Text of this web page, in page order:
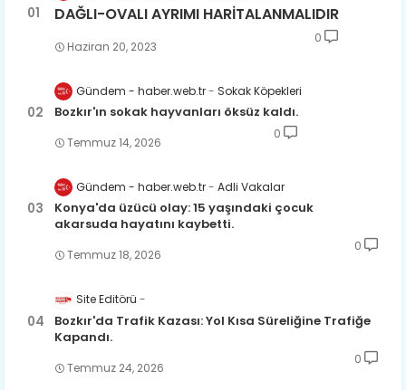
DAĞLI-OVALI AYRIMI HARİTALANMALIDIR
Haziran 20, 2023
0
Gündem - haber.web.tr Sokak Köpekleri
Bozkır'ın sokak hayvanları öksüz kaldı.
Temmuz 14, 2026
0
Gündem - haber.web.tr Adli Vakalar
Konya'da üzücü olay: 15 yaşındaki çocuk
akarsuda hayatını kaybetti.
Temmuz 18, 2026
0
Site Editörü
Bozkır'da Trafik Kazası: Yol Kısa Süreliğine Trafiğe
Kapandı.
Temmuz 24, 2026
0